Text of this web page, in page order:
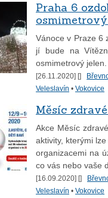
Praha 6
Vánoce v Praze 6
jí bude na
osmimetrový
[26.11.2020] []
Veleslavín • Vokovice
Měsíc
Akce Měsíc
aktivity, kterými
organizacemi na
co vás nebo vaše
[16.09.2020] []
Veleslavín • Vokovice